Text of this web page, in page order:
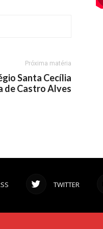
Próxima matéria
Santa Cecília
de Castro Alves
TWITTER